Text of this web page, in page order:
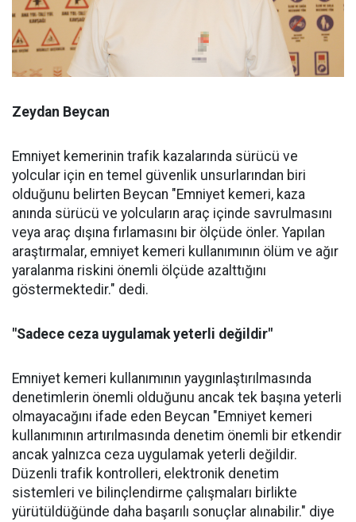
Zeydan Beycan
Emniyet kemerinin trafik kazalarında sürücü ve
yolcular için en temel güvenlik unsurlarından biri
olduğunu belirten Beycan "Emniyet kemeri, kaza
anında sürücü ve yolcuların araç içinde savrulmasını
veya araç dışına fırlamasını bir ölçüde önler. Yapılan
araştırmalar, emniyet kemeri kullanımının ölüm ve ağır
yaralanma riskini önemli ölçüde azalttığını
göstermektedir." dedi.
"Sadece ceza uygulamak yeterli değildir"
Emniyet kemeri kullanımının yaygınlaştırılmasında
denetimlerin önemli olduğunu ancak tek başına yeterli
olmayacağını ifade eden Beycan "Emniyet kemeri
kullanımının artırılmasında denetim önemli bir etkendir
ancak yalnızca ceza uygulamak yeterli değildir.
Düzenli trafik kontrolleri, elektronik denetim
sistemleri ve bilinçlendirme çalışmaları birlikte
yürütüldüğünde daha başarılı sonuçlar alınabilir." diye